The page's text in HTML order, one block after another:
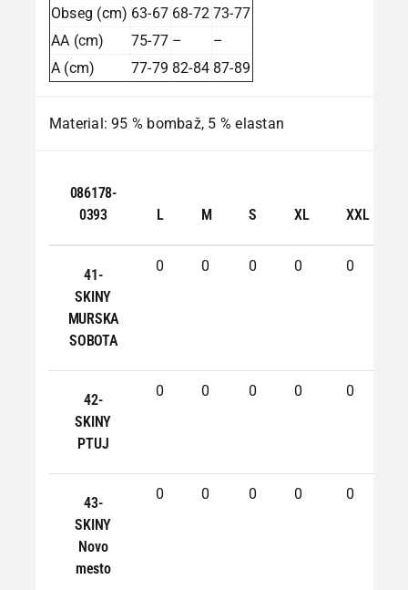
Obseg (cm) 63-67 68-72 73-77
AA (cm)
75-77 –
–
A (cm)
77-79 82-84 87-89
Material: 95 % bombaž, 5 % elastan
086178-
0393
L M S XL XXL
41-
SKINY
MURSKA
SOBOTA
0 0 0 0 0
42-
SKINY
PTUJ
0 0 0 0 0
43-
SKINY
Novo
mesto
0 0 0 0 0